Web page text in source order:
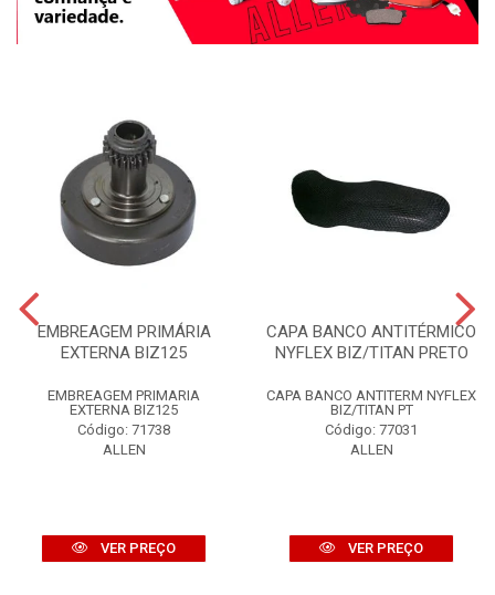
EMBREAGEM PRIMÁRIA
EXTERNA BIZ125
EMBREAGEM PRIMARIA
EXTERNA BIZ125
Código: 71738
ALLEN
VER PREÇO
CAPA BANCO ANTITÉRMICO
NYFLEX BIZ/TITAN PRETO
CAPA BANCO ANTITERM NYFLEX
BIZ/TITAN PT
Código: 77031
ALLEN
VER PREÇO